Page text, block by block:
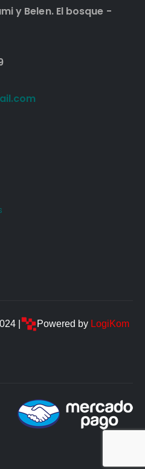
y Belen. El bosque -
| Powered by LogiKom